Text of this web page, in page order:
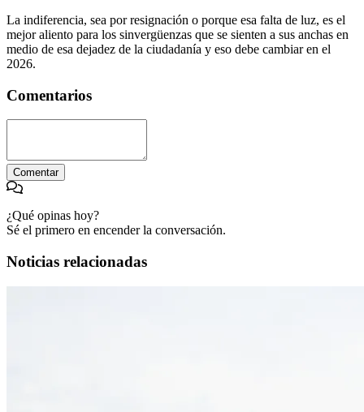
La indiferencia, sea por resignación o porque esa falta de luz, es el
mejor aliento para los sinvergüenzas que se sienten a sus anchas en
medio de esa dejadez de la ciudadanía y eso debe cambiar en el
2026.
Comentarios
Comentar
¿Qué opinas hoy?
Sé el primero en encender la conversación.
Noticias relacionadas